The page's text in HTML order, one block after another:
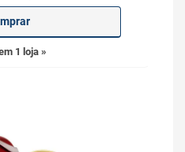
1 loja »